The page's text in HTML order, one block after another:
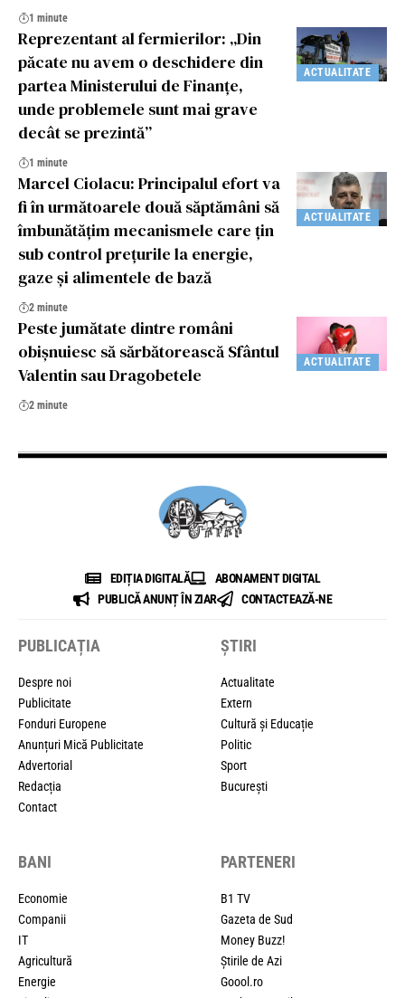
1 minute
ACTUALITATE
Reprezentant al fermierilor: „Din
păcate nu avem o deschidere din
partea Ministerului de Finanțe,
unde problemele sunt mai grave
decât se prezintă”
1 minute
ACTUALITATE
Marcel Ciolacu: Principalul efort va
fi în următoarele două săptămâni să
îmbunătățim mecanismele care țin
sub control prețurile la energie,
gaze și alimentele de bază
2 minute
ACTUALITATE
Peste jumătate dintre români
obișnuiesc să sărbătorească Sfântul
Valentin sau Dragobetele
2 minute
EDIȚIA DIGITALĂ
ABONAMENT DIGITAL
PUBLICĂ ANUNȚ ÎN ZIAR
CONTACTEAZĂ-NE
PUBLICAȚIA
Despre noi
Publicitate
Fonduri Europene
Anunțuri Mică Publicitate
Advertorial
Redacția
Contact
ȘTIRI
Actualitate
Extern
Cultură și Educație
Politic
Sport
București
BANI
Economie
Companii
IT
Agricultură
Energie
PARTENERI
B1 TV
Gazeta de Sud
Money Buzz!
Știrile de Azi
Goool.ro